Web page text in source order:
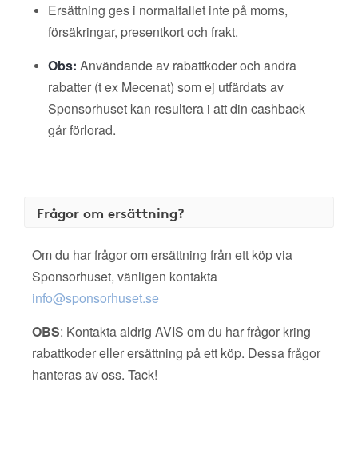
Ersättning ges i normalfallet inte på moms,
försäkringar, presentkort och frakt.
Obs: Användande av rabattkoder och andra
rabatter (t ex Mecenat) som ej utfärdats av
Sponsorhuset kan resultera i att din cashback
går förlorad.
Frågor om ersättning?
Om du har frågor om ersättning från ett köp via
Sponsorhuset, vänligen kontakta
info@sponsorhuset.se
OBS: Kontakta aldrig AVIS om du har frågor kring
rabattkoder eller ersättning på ett köp. Dessa frågor
hanteras av oss. Tack!